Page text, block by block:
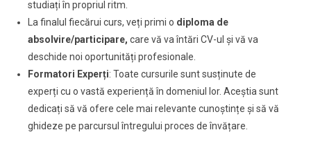
studiați în propriul ritm.
La finalul fiecărui curs, veți primi o diploma de
absolvire/participare, care vă va întări CV-ul și vă va
deschide noi oportunități profesionale.
Formatori Experți: Toate cursurile sunt susținute de
experți cu o vastă experiență în domeniul lor. Aceștia sunt
dedicați să vă ofere cele mai relevante cunoștințe și să vă
ghideze pe parcursul întregului proces de învățare.